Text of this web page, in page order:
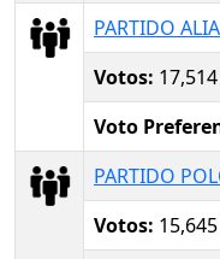
PARTIDO
Votos: 17,514
Voto
PARTIDO
Votos: 15,645